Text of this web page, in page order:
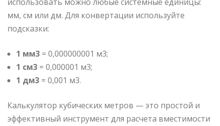
мм, см или дм. Для конвертации используйте
подсказки:
1 мм3 = 0,000000001 м3;
1 см3 = 0,000001 м3;
1 дм3 = 0,001 м3.
Калькулятор кубических метров — это простой и
эффективный инструмент для расчета вместимости